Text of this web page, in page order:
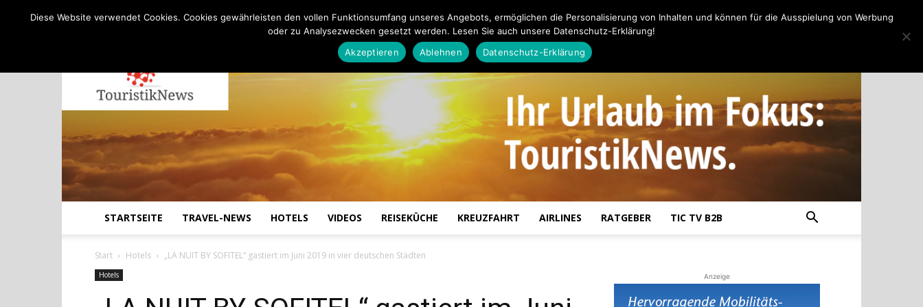
STARTSEITE TRAVEL-NEWS HOTELS VIDEOS REISEKÜCHE KREUZFAHRT AIRLINES RATGEBER TIC TV B2B
Start Hotels „LA NUIT BY SOFITEL“ gastiert im Juni 2019 in vier deutschen Städten
Hotels Anzeige
Diese Website verwendet Cookies. Cookies gewährleisten den vollen Funktionsumfang unseres Angebots, ermöglichen die Personalisierung von Inhalten und können für die Ausspielung von Werbung
oder zu Analysezwecken gesetzt werden. Lesen Sie auch unsere Datenschutz-Erklärung!
Akzeptieren
Ablehnen Datenschutz-Erklärung